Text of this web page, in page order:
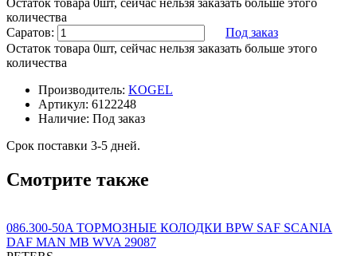
Остаток товара 0шт, сейчас нельзя заказать больше этого
количества
Саратов:
Под заказ
Остаток товара 0шт, сейчас нельзя заказать больше этого
количества
Производитель: KOGEL
Артикул: 6122248
Наличие: Под заказ
Срок поставки 3-5 дней.
Смотрите также
086.300-50A ТОРМОЗНЫЕ КОЛОДКИ BPW SAF SCANIA
DAF MAN MB WVA 29087